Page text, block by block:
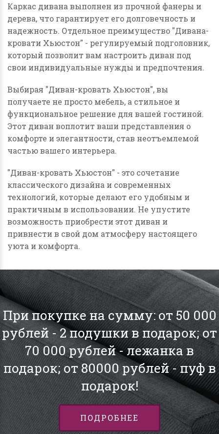
Каркас дивана выполнен из прочной фанеры и
дерева, что гарантирует его долговечность и
надежность. Отдельное преимущество "Дивана-
кровати Хьюстон" - регулируемый подголовник,
который позволит вам настроить диван под
свои индивидуальные нужды и предпочтения.
Выбирая "Диван-кровать Хьюстон", вы
получаете не просто мебель, а стильное и
функциональное решение для вашей гостиной.
Этот диван воплотит ваши представления о
комфорте и элегантности, став неотъемлемой
частью вашего интерьера.
"Диван-кровать Хьюстон" - это сочетание
классического дизайна и современных
технологий, которые делают его удобным и
практичным в использовании. Не упустите
возможность приобрести этот диван и
привнести в свой дом атмосферу настоящего
уюта и комфорта.
При покупке на сумму: от 50 000
рублей - 2 подушки в подарок; от
70 000 рублей - лежанка в
подарок; от 80000 рублей - пуф в
подарок!
ПОДРОБНЕЕ